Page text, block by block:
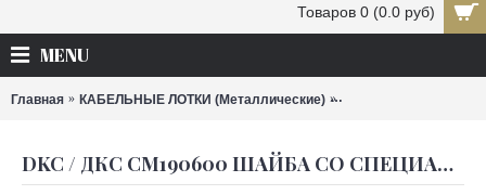
Товаров 0 (0.0 руб)
MENU
Главная КАБЕЛЬНЫЕ ЛОТКИ (Металлические) Аксессуары к лоткам
DKC / ДКС CM190600 ШАЙБА СО СПЕЦИАЛЬНОЙ ГОЛОВКОЙ ДЛЯ СОЕДИНЕНИЯ ПРОВОЛОЧНОГО ЛОТКА (В СОЕДИНЕНИИ С ВИНТОМ М6Х14)